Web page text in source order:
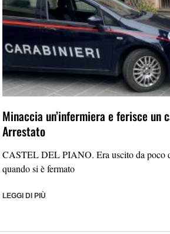
Minaccia un’infermiera e ferisce un
Arrestato
CASTEL DEL PIANO. Era uscito da poco
quando si è fermato
LEGGI DI PIÙ